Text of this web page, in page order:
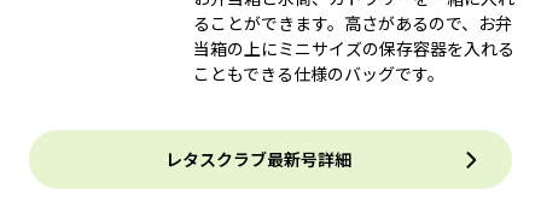
ることができます。高さがあるので、お弁
当箱の上にミニサイズの保存容器を入れる
こともできる仕様のバッグです。
レタスクラブ最新号詳細